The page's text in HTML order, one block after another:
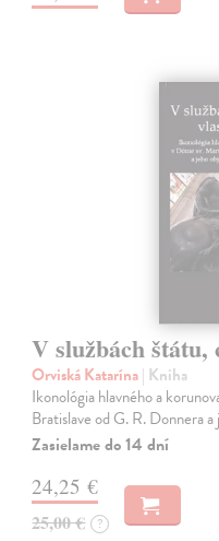
V službách
Orviská Katarína| Kniha
Ikonológia hlavného a
Bratislave od G. R. Donnera
Zasielame do 14 dní
24,25 €
25,00 € ?